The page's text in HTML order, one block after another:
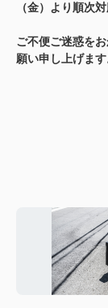
（金）より 順次
ご不便ご迷惑を
願い申し上げます